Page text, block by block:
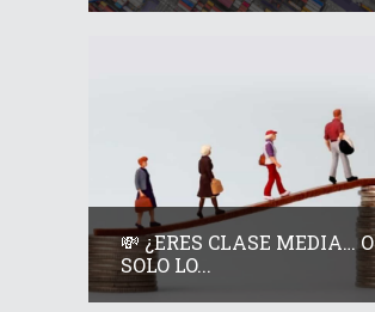
💸 ¿ERES CLASE MEDIA… O
SOLO LO...